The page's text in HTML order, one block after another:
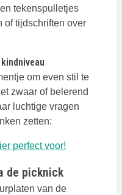
tekenspulletjes
of tijdschriften over
om even stil te
zwaar of belerend
luchtige vragen
zetten:
perfect voor!Deze link
de picknick
van de